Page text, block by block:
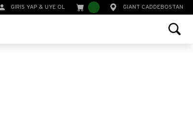
GIRIS YAP & UYE OL GIANT CADDEBOSTAN